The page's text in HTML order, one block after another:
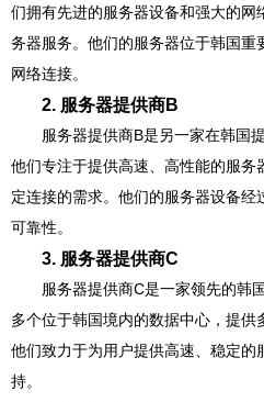
们拥有先进的服务器设备和强大的网
务器服务。他们的服务器位于韩国重
网络连接。
2. 服务器提供商B
服务器提供商B是另一家在韩国
他们专注于提供高速、高性能的服务
定连接的需求。他们的服务器设备
可靠性。
3. 服务器提供商C
服务器提供商C是一家领先的韩
多个位于韩国境内的数据中心，提供
他们致力于为用户提供高速、稳定的
持。